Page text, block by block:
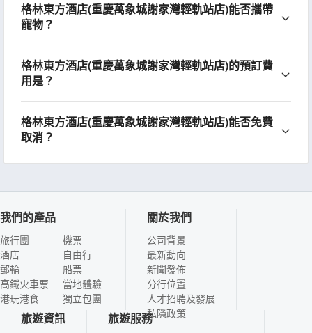
格林東方酒店(重慶萬象城謝家灣輕軌站店)能否攜帶
寵物？
格林東方酒店(重慶萬象城謝家灣輕軌站店)的預訂費
用是？
格林東方酒店(重慶萬象城謝家灣輕軌站店)能否免費
取消？
我們的產品
旅行團
酒店
郵輪
高鐵火車票
港玩港食
機票
自由行
船票
當地體驗
獨立包團
關於我們
公司背景
最新動向
新聞發佈
分行位置
人才招聘及發展
私隱政策
旅遊資訊 旅遊服務